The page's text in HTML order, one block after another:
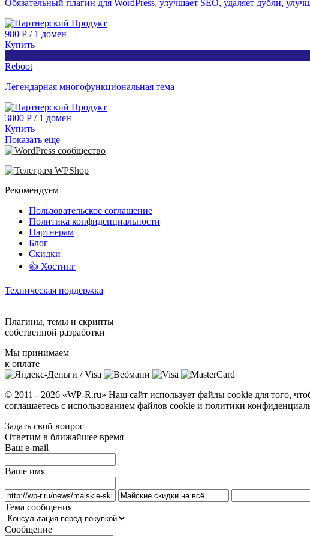
Обязательный плагин для WordPress, улучшает SEO, удаляет дубли,
980 Р / 1 домен
Купить
Reboot
Легендарная многофункциональная тема
3800 Р / 1 домен
Купить
Показать еще
Рекомендуем
Пользовательское соглашение
Политика конфиденциальности
Партнерам
Блог
Скидки
👍 Хостинг
Техническая поддержка
Плагины, темы и скрипты
собственной разработки
Мы принимаем
к оплате
© 2011 - 2026 «WP-R.ru» Наш сайт использует файлы cookie для того,
соглашаетесь с использованием файлов cookie и политики
Задать свой вопрос
Ответим в ближайшее время
Ваш e-mail
Ваше имя
Тема сообщения
Сообщение